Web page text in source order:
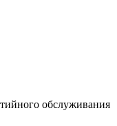
обслуживания